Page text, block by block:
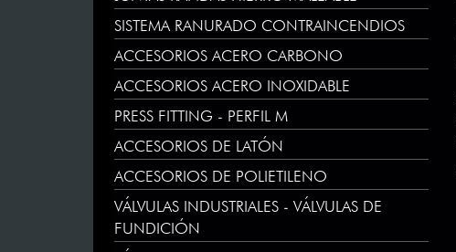
SISTEMA RANURADO CONTRAINCENDIOS
ACCESORIOS ACERO CARBONO
ACCESORIOS ACERO INOXIDABLE
PRESS FITTING - PERFIL M
ACCESORIOS DE LATÓN
ACCESORIOS DE POLIETILENO
VÁLVULAS INDUSTRIALES - VÁLVULAS DE
FUNDICIÓN